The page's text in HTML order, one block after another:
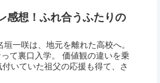
感想！ふれ合うふたりの
一咲は、地元を離れた高校へ。
て裏口入学。 価値観の違いを乗
いていた祖父の応援も得て、さ